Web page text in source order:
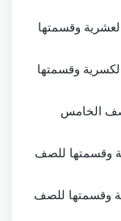
وقسمتها
وقسمتها
الخامس
وقسمتها للصف
وقسمتها للصف